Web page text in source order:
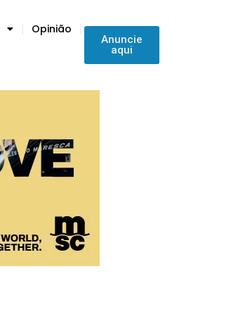
Opinião
Anuncie
aqui